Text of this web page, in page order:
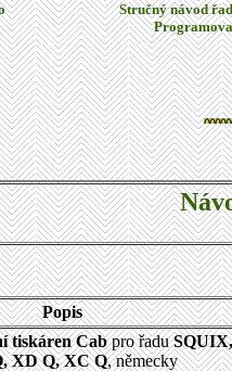
Stručný návod
Popis
tiskáren Cabpro řadu
XD Q, XC Q, německy